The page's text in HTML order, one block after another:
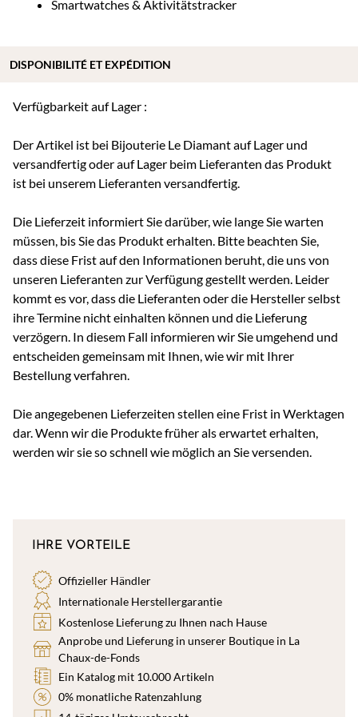
Smartwatches & Aktivitätstracker
Verfügbarkeit auf Lager :
Der Artikel ist bei Bijouterie Le Diamant auf Lager und
versandfertig oder auf Lager beim Lieferanten das Produkt
ist bei unserem Lieferanten versandfertig.
Die Lieferzeit informiert Sie darüber, wie lange Sie warten
müssen, bis Sie das Produkt erhalten. Bitte beachten Sie,
dass diese Frist auf den Informationen beruht, die uns von
unseren Lieferanten zur Verfügung gestellt werden. Leider
kommt es vor, dass die Lieferanten oder die Hersteller selbst
ihre Termine nicht einhalten können und die Lieferung
verzögern. In diesem Fall informieren wir Sie umgehend und
entscheiden gemeinsam mit Ihnen, wie wir mit Ihrer
Bestellung verfahren.
Die angegebenen Lieferzeiten stellen eine Frist in Werktagen
dar. Wenn wir die Produkte früher als erwartet erhalten,
werden wir sie so schnell wie möglich an Sie versenden.
DISPONIBILITÉ ET EXPÉDITION
IHRE VORTEILE
Offizieller Händler
Internationale Herstellergarantie
Kostenlose Lieferung zu Ihnen nach Hause
Anprobe und Lieferung in unserer Boutique in La
Chaux-de-Fonds
Ein Katalog mit 10.000 Artikeln
0% monatliche Ratenzahlung